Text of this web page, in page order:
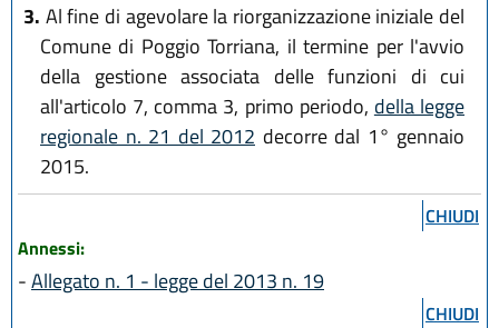
3. Al fine di agevolare la riorganizzazione iniziale del
Comune di Poggio Torriana, il termine per l'avvio
della gestione associata delle funzioni di cui
all'articolo 7, comma 3, primo periodo, della legge
regionale n. 21 del 2012 decorre dal 1° gennaio
2015.
CHIUDI
Annessi:
-Allegato n. 1 - legge del 2013 n. 19
CHIUDI